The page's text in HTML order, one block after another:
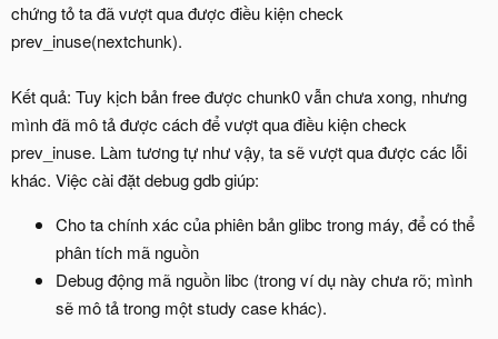
chứng tỏ ta đã vượt qua được điều kiện check
prev_inuse(nextchunk).
Kết quả: Tuy kịch bản free được chunk0 vẫn chưa xong, nhưng
mình đã mô tả được cách để vượt qua điều kiện check
prev_inuse. Làm tương tự như vậy, ta sẽ vượt qua được các lỗi
khác. Việc cài đặt debug gdb giúp:
Cho ta chính xác của phiên bản glibc trong máy, để có thể
phân tích mã nguồn
Debug động mã nguồn libc (trong ví dụ này chưa rõ; mình
sẽ mô tả trong một study case khác).